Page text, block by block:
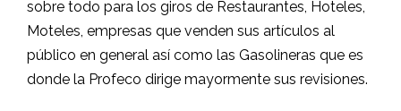
sobre todo para los giros de Restaurantes, Hoteles,
Moteles, empresas que venden sus artículos al
público en general así como las Gasolineras que es
donde la Profeco dirige mayormente sus revisiones.